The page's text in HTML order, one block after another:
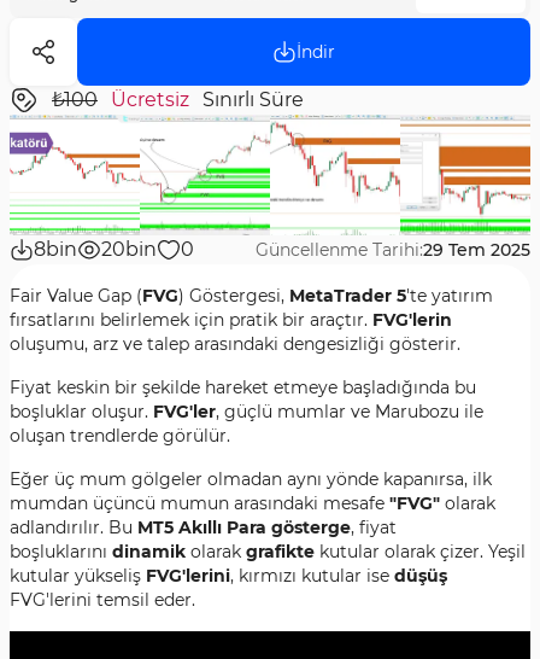
İndir
₺100 Ücretsiz Sınırlı Süre
8bin 20bin 0 Güncellenme Tarihi:29 Tem 2025
Fair Value Gap (FVG) Göstergesi, MetaTrader 5'te yatırım
fırsatlarını belirlemek için pratik bir araçtır. FVG'lerin
oluşumu, arz ve talep arasındaki dengesizliği gösterir.
Fiyat keskin bir şekilde hareket etmeye başladığında bu
boşluklar oluşur. FVG'ler, güçlü mumlar ve Marubozu ile
oluşan trendlerde görülür.
Eğer üç mum gölgeler olmadan aynı yönde kapanırsa, ilk
mumdan üçüncü mumun arasındaki mesafe "FVG" olarak
adlandırılır. Bu MT5 Akıllı Para gösterge, fiyat
boşluklarını dinamik olarak grafikte kutular olarak çizer. Yeşil
kutular yükseliş FVG'lerini, kırmızı kutular ise düşüş
FVG'lerini temsil eder.